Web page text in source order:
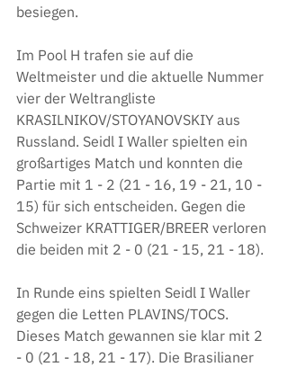
besiegen.
Im Pool H trafen sie auf die
Weltmeister und die aktuelle Nummer
vier der Weltrangliste
KRASILNIKOV/STOYANOVSKIY aus
Russland. Seidl I Waller spielten ein
großartiges Match und konnten die
Partie mit 1 - 2 (21 - 16, 19 - 21, 10 -
15) für sich entscheiden. Gegen die
Schweizer KRATTIGER/BREER verloren
die beiden mit 2 - 0 (21 - 15, 21 - 18).
In Runde eins spielten Seidl I Waller
gegen die Letten PLAVINS/TOCS.
Dieses Match gewannen sie klar mit 2
- 0 (21 - 18, 21 - 17). Die Brasilianer